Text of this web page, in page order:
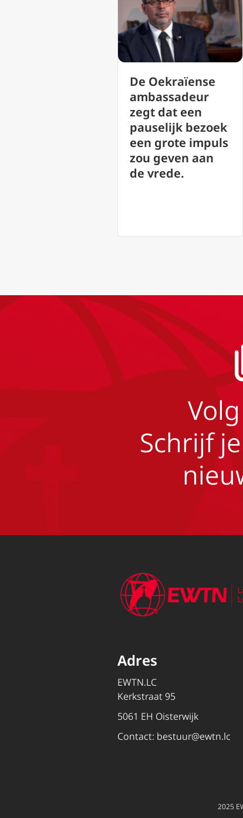
‘Lofzang van de
Vrede’: Leo XIV
presenteert de
schoonheid van
muziek als een
weg naar God
Schrijf
Adres
EWTN.LC
Kerkstraat 95
5061 EH Oisterwijk
Contact: bestuur@ewtn.lc
2025